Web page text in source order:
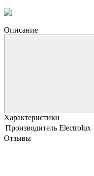
Описание
Характеристики
Производитель Electrolux
Отзывы